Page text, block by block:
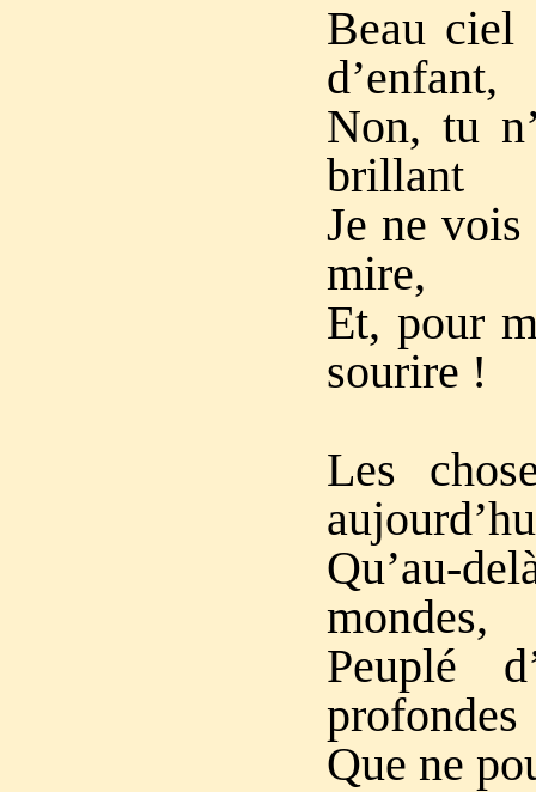
Beau ciel
d’enfant,
Non, tu
brillant
Je ne vois
mire,
Et, pour
sourire !
Les
Qu’au-
mondes,
Peuplé
profondes
Que ne